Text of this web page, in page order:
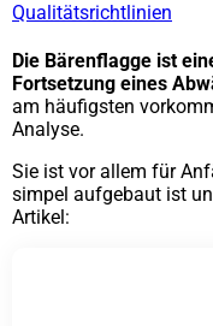
Qualitätsrichtlinien
Die Bärenflagge ist
Fortsetzung eines
am häufigsten
Analyse.
Sie ist vor allem für
simpel aufgebaut ist
Artikel: